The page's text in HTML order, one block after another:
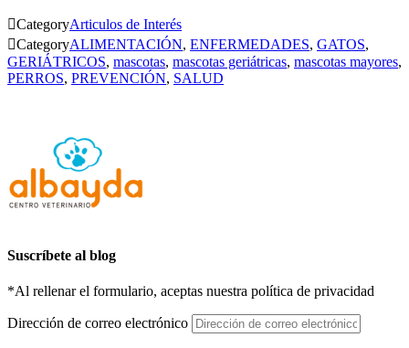
CategoryArticulos de Interés
CategoryALIMENTACIÓN, ENFERMEDADES, GATOS,
GERIÁTRICOS, mascotas, mascotas geriátricas, mascotas mayores,
PERROS, PREVENCIÓN, SALUD
Suscríbete al blog
*Al rellenar el formulario, aceptas nuestra política de privacidad
Dirección de correo electrónico